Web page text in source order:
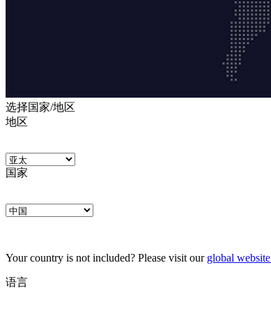
选择国家/地区
地区
国家
Your country is not included? Please visit our global website
语言